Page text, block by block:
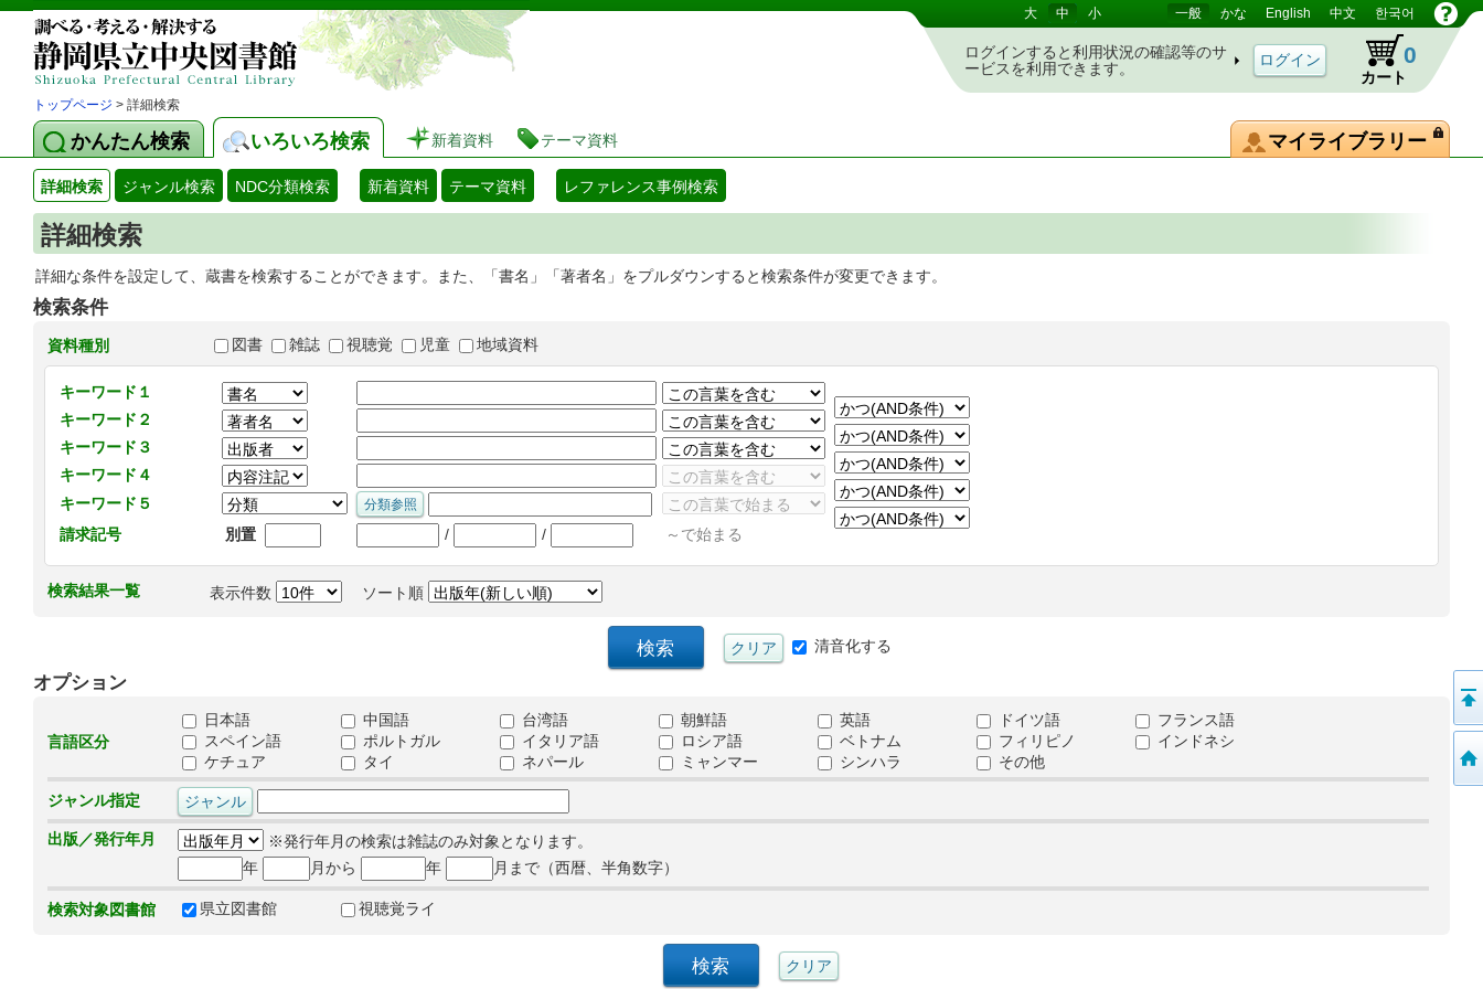
静岡県立図書館 蔵書検索・予約システム 大 中 小 一般 かな English 中文 한국어
ログインすると利用状況の確認等のサ
ービスを利用できます。
カート
0
トップページ > 詳細検索
かんたん検索 いろいろ検索 新着資料 テーマ資料 マイライブラリー
詳細検索 ジャンル検索 NDC分類検索 新着資料 テーマ資料 レファレンス事例検索
詳細検索
詳細な条件を設定して、蔵書を検索することができます。また、「書名」「著者名」をプルダウンすると検索条件が変更できます。
検索条件
資料種別 図書 雑誌 視聴覚 児童 地域資料
キーワード１
キーワード２
キーワード３
キーワード４
キーワード５
請求記号
別置 / / ～で始まる
検索結果一覧 表示件数 ソート順
清音化する
オプション
言語区分
日本語 中国語 台湾語 朝鮮語 英語 ドイツ語
フランス語
スペイン語
ポルトガル イタリア語 ロシア語 ベトナム フィリピノ
インドネシ
ケチュア
タイ ネパール ミャンマー シンハラ その他
ジャンル指定
出版／発行年月
※発行年月の検索は雑誌のみ対象となります。
年
月から 年 月まで（西暦、半角数字）
検索対象図書館 県立図書館 視聴覚ライ